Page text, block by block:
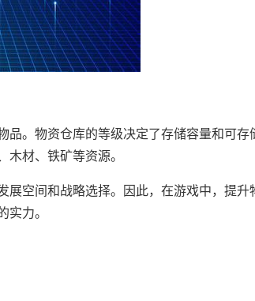
。物资仓库的等级决定了存储容量和可存
材、铁矿等资源。
展空间和战略选择。因此，在游戏中，提升
力。